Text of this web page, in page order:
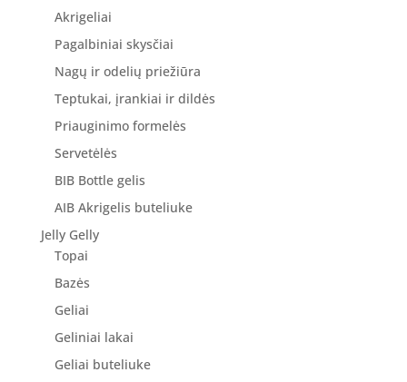
Akrigeliai
Pagalbiniai skysčiai
Nagų ir odelių priežiūra
Teptukai, įrankiai ir dildės
Priauginimo formelės
Servetėlės
BIB Bottle gelis
AIB Akrigelis buteliuke
Jelly Gelly
Topai
Bazės
Geliai
Geliniai lakai
Geliai buteliuke